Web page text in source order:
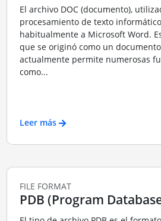
El archivo DOC (documento),
procesamiento de texto
habitualmente a Microsoft Word.
que se originó como un
actualmente permite numerosas
como...
Leer más
FILE FORMAT
PDB (Program